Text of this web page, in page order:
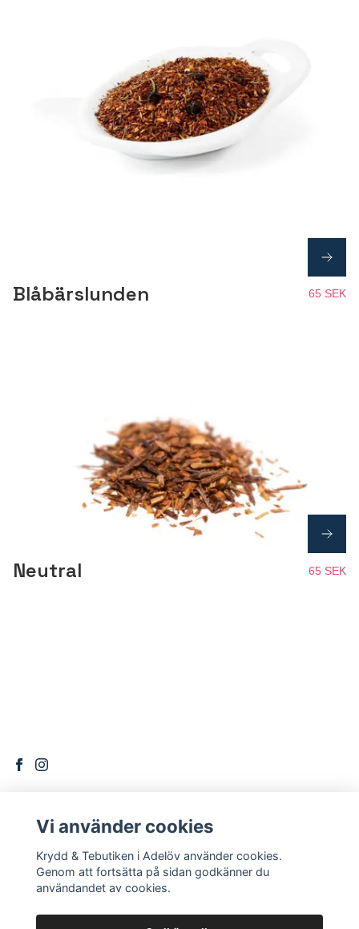
Blåbärslunden 65 SEK
Neutral 65 SEK
DITT KONTO
Logga in
Vi använder cookies
Krydd & Tebutiken i Adelöv använder cookies.
Genom att fortsätta på sidan godkänner du
användandet av cookies.